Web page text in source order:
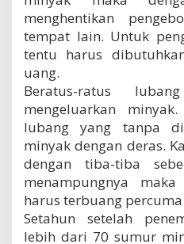
k
b
u
m
z
m
a
n
k
u
n
o
menghentikan
tempat lain. Untuk
tentu harus
uang.
Beratus-ratus
mengeluarkan
lubang yang tanpa
minyak dengan deras.
dengan tiba-tiba
menampungnya
harus terbuang
Setahun setelah
lebih dari 70 sumur